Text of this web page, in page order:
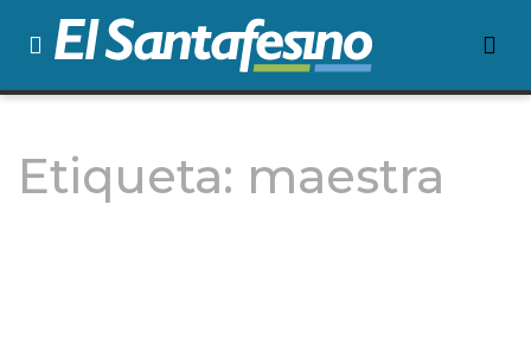
Etiqueta: maestra